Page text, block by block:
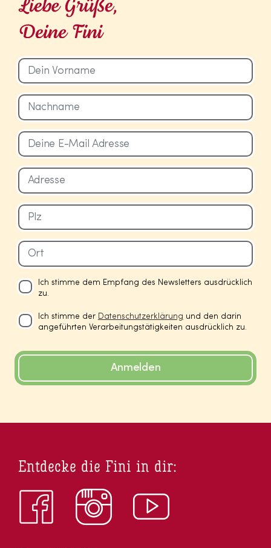
Ich stimme dem Empfang des Newsletters ausdrücklich
zu.
Ich stimme der Datenschutzerklärung und den darin
angeführten Verarbeitungstätigkeiten ausdrücklich zu.
Anmelden
Entdecke die Fini in dir: